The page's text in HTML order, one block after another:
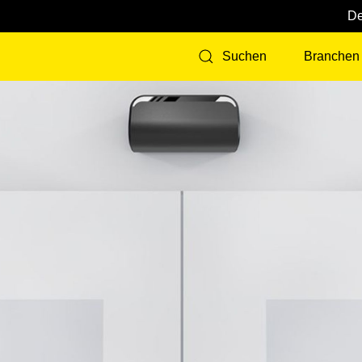
Suchen Branchen